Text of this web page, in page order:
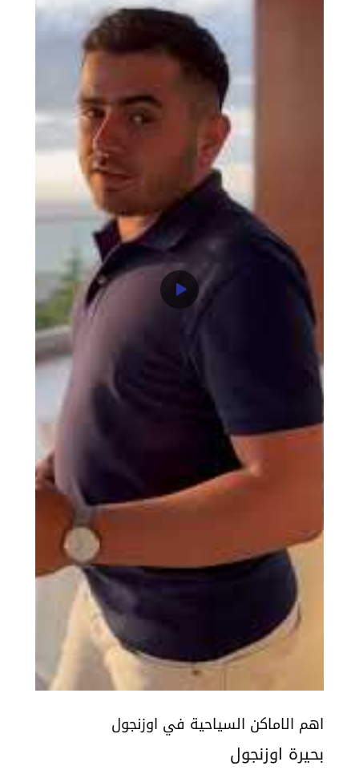
اهم الاماكن السياحية في اوزنجول
بحيرة اوزنجول